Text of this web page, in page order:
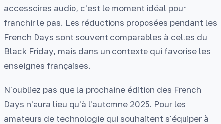
accessoires audio, c'est le moment idéal pour
franchir le pas. Les réductions proposées pendant les
French Days sont souvent comparables à celles du
Black Friday, mais dans un contexte qui favorise les
enseignes françaises.
N'oubliez pas que la prochaine édition des French
Days n'aura lieu qu'à l'automne 2025. Pour les
amateurs de technologie qui souhaitent s'équiper à